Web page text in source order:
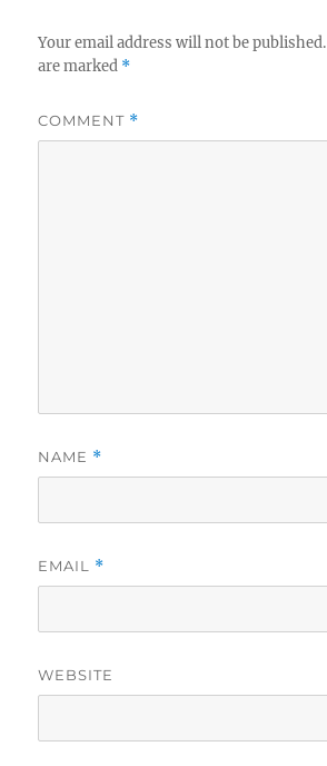
Your email address will not be published.
are marked *
COMMENT *
NAME *
EMAIL *
WEBSITE